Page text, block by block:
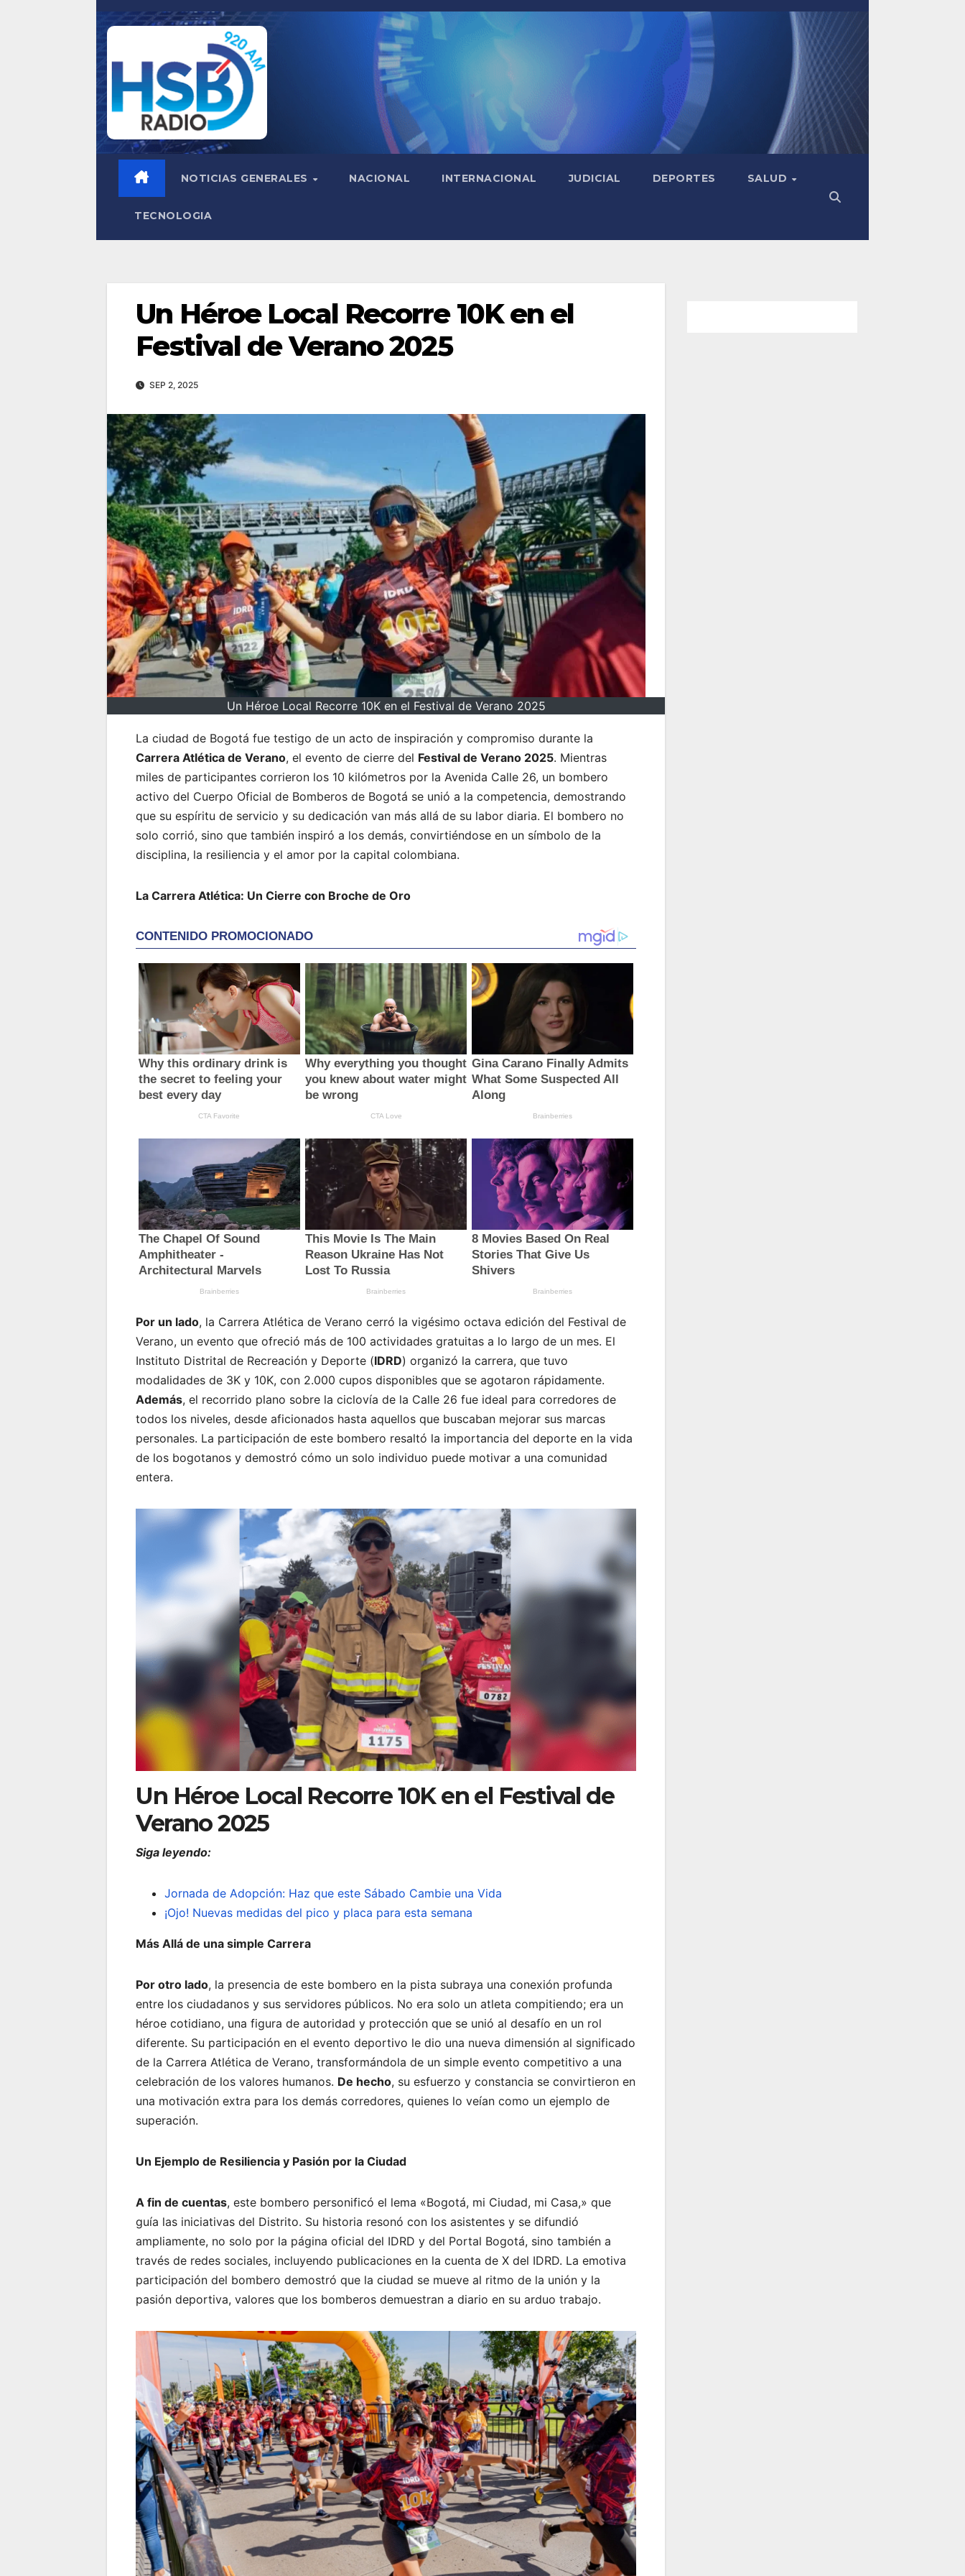
Saltar
NOTICIAS GENERALES NACIONAL INTERNACIONAL JUDICIAL DEPORTES SALUD
TECNOLOGIA
Un Héroe Local Recorre 10K en el
Festival de Verano 2025
SEP 2, 2025
Un Héroe Local Recorre 10K en el Festival de Verano 2025
La ciudad de Bogotá fue testigo de un acto de inspiración y compromiso durante la
Carrera Atlética de Verano, el evento de cierre del Festival de Verano 2025. Mientras
miles de participantes corrieron los 10 kilómetros por la Avenida Calle 26, un bombero
activo del Cuerpo Oficial de Bomberos de Bogotá se unió a la competencia, demostrando
que su espíritu de servicio y su dedicación van más allá de su labor diaria. El bombero no
solo corrió, sino que también inspiró a los demás, convirtiéndose en un símbolo de la
disciplina, la resiliencia y el amor por la capital colombiana.
La Carrera Atlética: Un Cierre con Broche de Oro
Por un lado, la Carrera Atlética de Verano cerró la vigésimo octava edición del Festival de
Verano, un evento que ofreció más de 100 actividades gratuitas a lo largo de un mes. El
Instituto Distrital de Recreación y Deporte (IDRD) organizó la carrera, que tuvo
modalidades de 3K y 10K, con 2.000 cupos disponibles que se agotaron rápidamente.
Además, el recorrido plano sobre la ciclovía de la Calle 26 fue ideal para corredores de
todos los niveles, desde aficionados hasta aquellos que buscaban mejorar sus marcas
personales. La participación de este bombero resaltó la importancia del deporte en la vida
de los bogotanos y demostró cómo un solo individuo puede motivar a una comunidad
entera.
Un Héroe Local Recorre 10K en el Festival de
Verano 2025
Siga leyendo:
Jornada de Adopción: Haz que este Sábado Cambie una Vida
¡Ojo! Nuevas medidas del pico y placa para esta semana
Más Allá de una simple Carrera
Por otro lado, la presencia de este bombero en la pista subraya una conexión profunda
entre los ciudadanos y sus servidores públicos. No era solo un atleta compitiendo; era un
héroe cotidiano, una figura de autoridad y protección que se unió al desafío en un rol
diferente. Su participación en el evento deportivo le dio una nueva dimensión al significado
de la Carrera Atlética de Verano, transformándola de un simple evento competitivo a una
celebración de los valores humanos. De hecho, su esfuerzo y constancia se convirtieron en
una motivación extra para los demás corredores, quienes lo veían como un ejemplo de
superación.
Un Ejemplo de Resiliencia y Pasión por la Ciudad
A fin de cuentas, este bombero personificó el lema «Bogotá, mi Ciudad, mi Casa,» que
guía las iniciativas del Distrito. Su historia resonó con los asistentes y se difundió
ampliamente, no solo por la página oficial del IDRD y del Portal Bogotá, sino también a
través de redes sociales, incluyendo publicaciones en la cuenta de X del IDRD. La emotiva
participación del bombero demostró que la ciudad se mueve al ritmo de la unión y la
pasión deportiva, valores que los bomberos demuestran a diario en su arduo trabajo.